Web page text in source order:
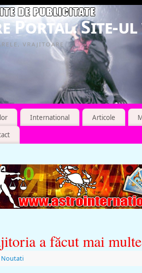
Portal. Site-
VRAJITOARE
International Articole
a făcut mai
Noutati